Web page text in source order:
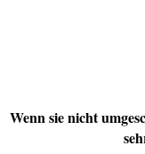
Wenn sie nicht